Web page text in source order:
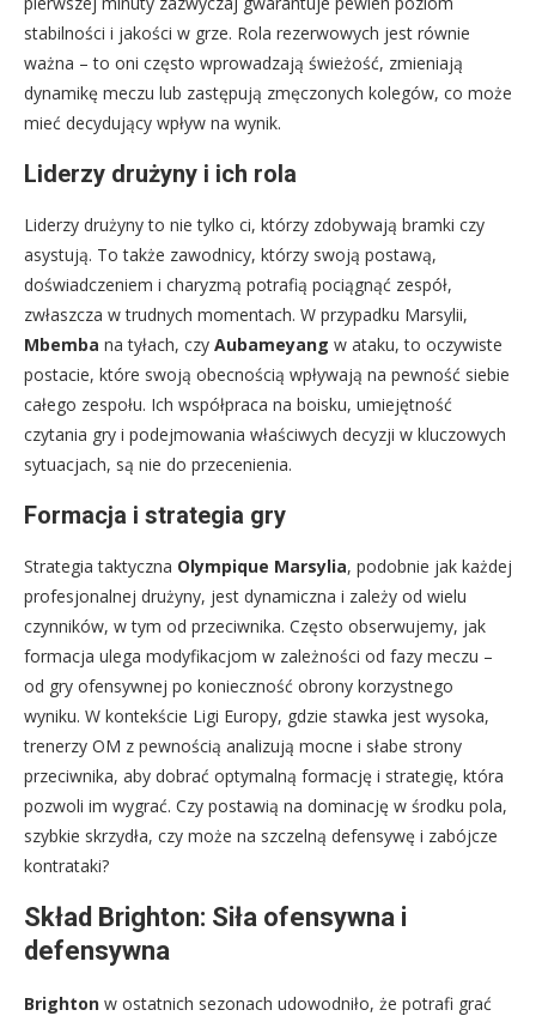
stabilności i jakości w grze. Rola rezerwowych jest równie
ważna – to oni często wprowadzają świeżość, zmieniają
dynamikę meczu lub zastępują zmęczonych kolegów, co może
mieć decydujący wpływ na wynik.
Liderzy drużyny i ich rola
Liderzy drużyny to nie tylko ci, którzy zdobywają bramki czy
asystują. To także zawodnicy, którzy swoją postawą,
doświadczeniem i charyzmą potrafią pociągnąć zespół,
zwłaszcza w trudnych momentach. W przypadku Marsylii,
Mbemba na tyłach, czy Aubameyang w ataku, to oczywiste
postacie, które swoją obecnością wpływają na pewność siebie
całego zespołu. Ich współpraca na boisku, umiejętność
czytania gry i podejmowania właściwych decyzji w kluczowych
sytuacjach, są nie do przecenienia.
Formacja i strategia gry
Strategia taktyczna Olympique Marsylia, podobnie jak każdej
profesjonalnej drużyny, jest dynamiczna i zależy od wielu
czynników, w tym od przeciwnika. Często obserwujemy, jak
formacja ulega modyfikacjom w zależności od fazy meczu –
od gry ofensywnej po konieczność obrony korzystnego
wyniku. W kontekście Ligi Europy, gdzie stawka jest wysoka,
trenerzy OM z pewnością analizują mocne i słabe strony
przeciwnika, aby dobrać optymalną formację i strategię, która
pozwoli im wygrać. Czy postawią na dominację w środku pola,
szybkie skrzydła, czy może na szczelną defensywę i zabójcze
kontrataki?
Skład Brighton: Siła ofensywna i
defensywna
Brighton w ostatnich sezonach udowodniło, że potrafi grać